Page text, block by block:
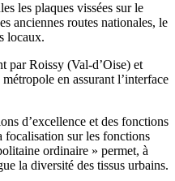
les plaques vissées sur le
anciennes routes nationales, le
locaux.
par Roissy (Val-d’Oise) et
en assurant l’interface
d’excellence et des fonctions
focalisation sur les fonctions
ordinaire » permet, à
la diversité des tissus urbains.